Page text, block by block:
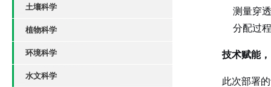
土壤科学
植物科学
环境科学
水文科学
测量穿
分配过
技术赋能
此次部署